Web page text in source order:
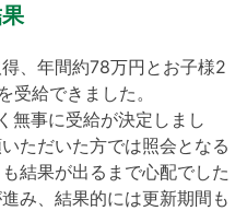
、年間約78万円とお子様2
受給できました。
無事に受給が決定しまし
ただいた方では照会となる
結果が出るまで心配でした
み、結果的には更新期間も